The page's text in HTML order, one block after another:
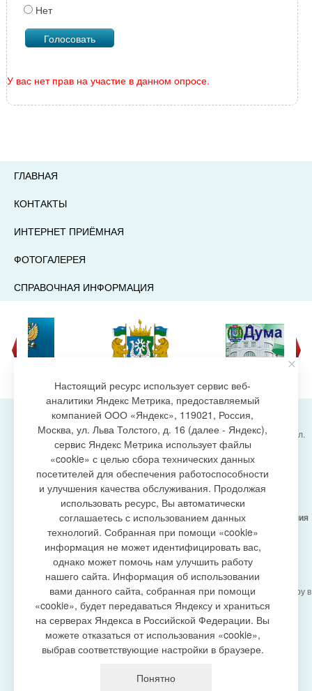
Нет
У вас нет прав на участие в данном опросе.
ГЛАВНАЯ
КОНТАКТЫ
ИНТЕРНЕТ ПРИЁМНАЯ
ФОТОГАЛЕРЕЯ
СПРАВОЧНАЯ ИНФОРМАЦИЯ
создание сайта
Администрация городского поселения Излучинск, ул.
Энергетиков, 6, пгт. Излучинск, Нижневартовский
район,
Ханты-Мансийский автономный округ-Югра
(Тюменская область), 628634
Сетевое изданиеhttps://www.gp-izluchinsk.ru
16+
Учредитель -Администрация городского поселения
Излучинск
Главный редактор - Бурич Денис Ярославович
Телефон/факс: (3466) 28-13-77 , e-mail:
admizl@rambler.ru
Сетевое изданиеhttps://www.gp-izluchinsk.ru
зарегистрировано Федеральной службой по надзору в
сфере связи,
информационных технологий и массовых
коммуникаций (Роскомнадзор), регистрационный
номер СМИ
ЭЛ № ФС77-87353 от 27.04.2024
персональных данных
Настоящий ресурс использует сервис веб-
аналитики Яндекс Метрика, предоставляемый
компанией ООО «Яндекс», 119021, Россия,
Москва, ул. Льва Толстого, д. 16 (далее - Яндекс),
сервис Яндекс Метрика использует файлы
«cookie» с целью сбора технических данных
посетителей для обеспечения работоспособности
и улучшения качества обслуживания. Продолжая
использовать ресурс, Вы автоматически
соглашаетесь с использованием данных
технологий. Собранная при помощи «cookie»
информация не может идентифицировать вас,
однако может помочь нам улучшить работу
нашего сайта. Информация об использовании
вами данного сайта, собранная при помощи
«cookie», будет передаваться Яндексу и храниться
на серверах Яндекса в Российской Федерации. Вы
можете отказаться от использования «cookie»,
выбрав соответствующие настройки в браузере.
Понятно